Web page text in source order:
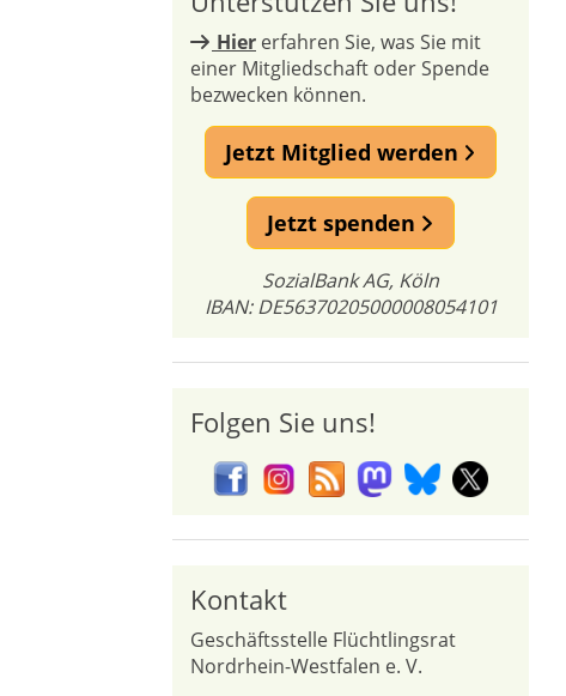
Hier erfahren Sie, was Sie mit
einer Mitgliedschaft oder Spende
bezwecken können.
Jetzt Mitglied werden
Jetzt spenden
SozialBank AG, Köln
IBAN: DE56370205000008054101
Folgen Sie uns!
Kontakt
Geschäftsstelle Flüchtlingsrat
Nordrhein-Westfalen e. V.